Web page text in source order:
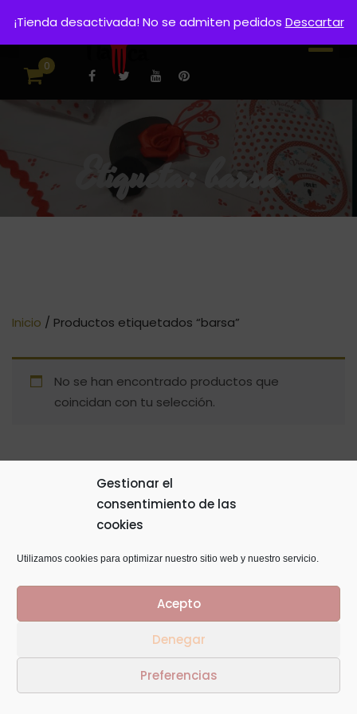
Gestionar el
consentimiento de las
cookies
Utilizamos cookies para optimizar nuestro sitio web y nuestro servicio.
Acepto
Denegar
Preferencias
0
Etiqueta:barsa
Inicio / Productos etiquetados “barsa”
No se han encontrado productos que
coincidan con tu selección.
© Copyright 2014GTaracido
¡Tienda desactivada! No se admiten pedidos Descartar